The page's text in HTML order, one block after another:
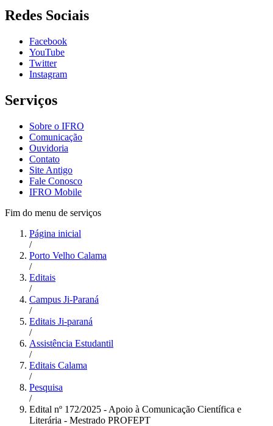
Redes Sociais
Facebook
YouTube
Twitter
Instagram
Serviços
Sobre o IFRO
Comunicação
Ouvidoria
Contato
Site Antigo
Fale Conosco
IFRO Mobile
Fim do menu de serviços
Página inicial
/
Porto Velho Calama
/
Editais
/
Campus Ji-Paraná
/
Editais Ji-paraná
/
Assistência Estudantil
/
Editais Calama
/
Pesquisa
/
Edital nº 172/2025 - Apoio à Comunicação Científica e
Literária - Mestrado PROFEPT